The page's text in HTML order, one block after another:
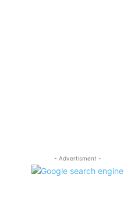
- Advertisment -